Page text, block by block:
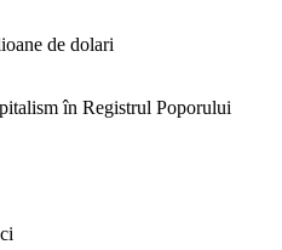
de dolari
în Registrul Poporului